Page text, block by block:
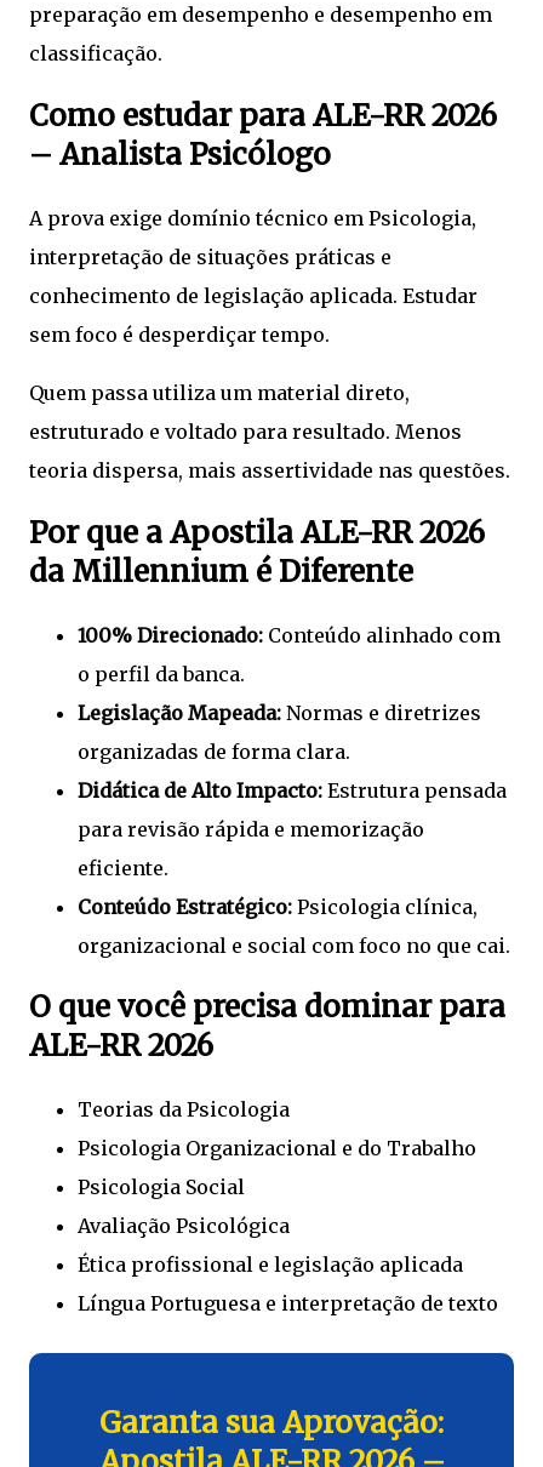
preparação em desempenho e desempenho em
classificação.
Como estudar para ALE-RR 2026
– Analista Psicólogo
A prova exige domínio técnico em Psicologia,
interpretação de situações práticas e
conhecimento de legislação aplicada. Estudar
sem foco é desperdiçar tempo.
Quem passa utiliza um material direto,
estruturado e voltado para resultado. Menos
teoria dispersa, mais assertividade nas questões.
Por que a Apostila ALE-RR 2026
da Millennium é Diferente
100% Direcionado: Conteúdo alinhado com
o perfil da banca.
Legislação Mapeada: Normas e diretrizes
organizadas de forma clara.
Didática de Alto Impacto: Estrutura pensada
para revisão rápida e memorização
eficiente.
Conteúdo Estratégico: Psicologia clínica,
organizacional e social com foco no que cai.
O que você precisa dominar para
ALE-RR 2026
Teorias da Psicologia
Psicologia Organizacional e do Trabalho
Psicologia Social
Avaliação Psicológica
Ética profissional e legislação aplicada
Língua Portuguesa e interpretação de texto
Garanta sua Aprovação: